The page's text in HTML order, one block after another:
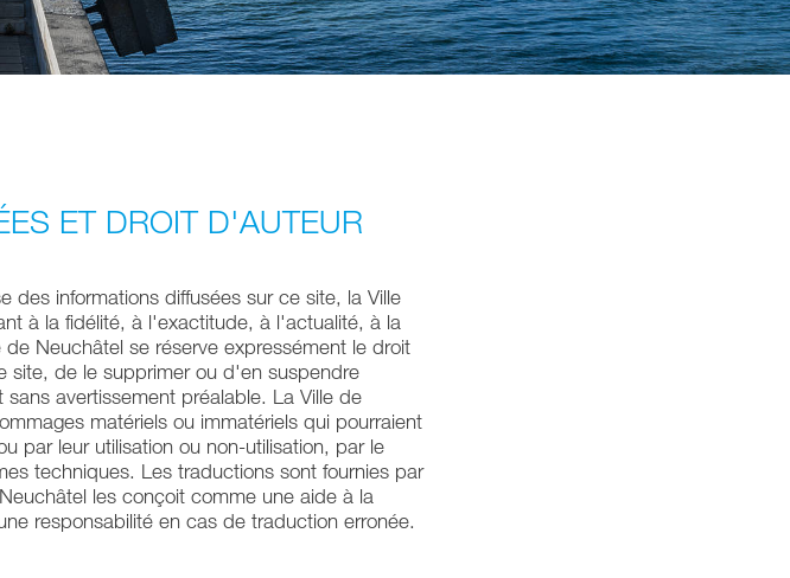
ET DROIT D'AUTEUR
des informations diffusées sur ce site, la Ville
à la fidélité, à l'exactitude, à l'actualité, à la
Neuchâtel se réserve expressément le droit
site, de le supprimer ou d'en suspendre
avertissement préalable. La Ville de
matériels ou immatériels qui pourraient
par leur utilisation ou non-utilisation, par le
techniques. Les traductions sont fournies par
les conçoit comme une aide à la
responsabilité en cas de traduction erronée.